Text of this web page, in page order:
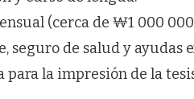
(cerca de ₩1 000 000
seguro de salud y ayudas
para la impresión de la